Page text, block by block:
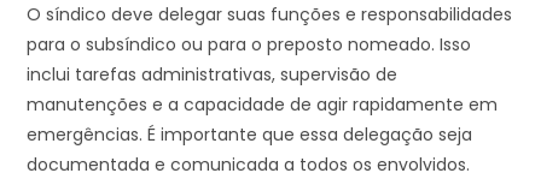
O síndico deve delegar suas funções e responsabilidades
para o subsíndico ou para o preposto nomeado. Isso
inclui tarefas administrativas, supervisão de
manutenções e a capacidade de agir rapidamente em
emergências. É importante que essa delegação seja
documentada e comunicada a todos os envolvidos.